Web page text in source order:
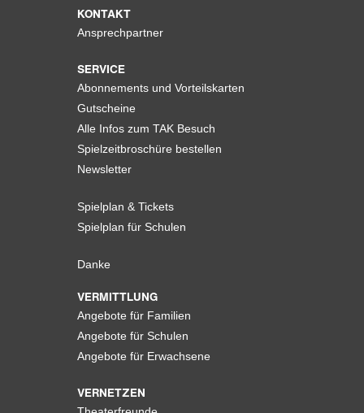
KONTAKT
Ansprechpartner
SERVICE
Abonnements und Vorteilskarten
Gutscheine
Alle Infos zum TAK Besuch
Spielzeitbroschüre bestellen
Newsletter
Spielplan & Tickets
Spielplan für Schulen
Danke
VERMITTLUNG
Angebote für Familien
Angebote für Schulen
Angebote für Erwachsene
VERNETZEN